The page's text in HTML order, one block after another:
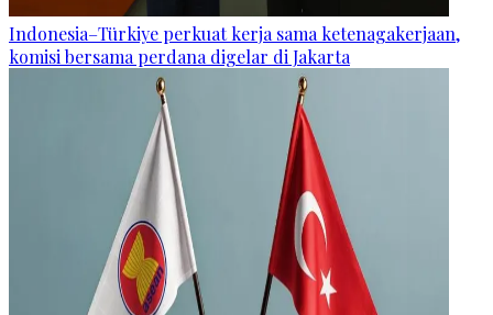
Indonesia–Türkiye perkuat kerja sama ketenagakerjaan,
komisi bersama perdana digelar di Jakarta